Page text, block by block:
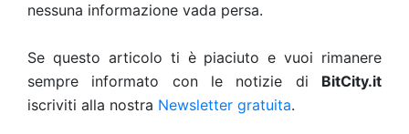
nessuna informazione vada persa.
Se questo articolo ti è piaciuto e vuoi rimanere
sempre informato con le notizie di BitCity.it
iscriviti alla nostra Newsletter gratuita.